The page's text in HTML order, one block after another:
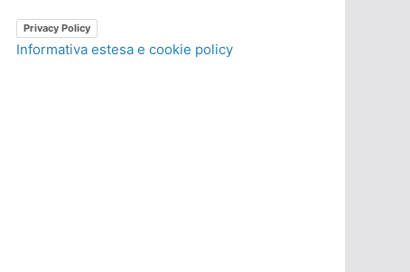
Privacy Policy
Informativa estesa e cookie policy